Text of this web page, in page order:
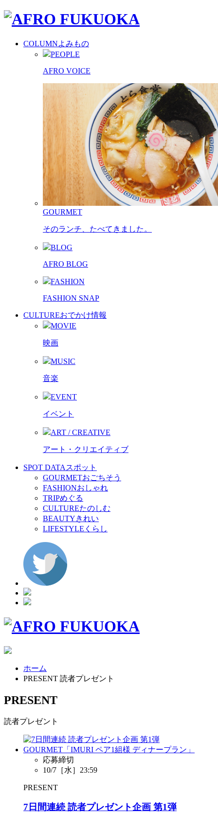
COLUMNよみもの
PEOPLE
AFRO VOICE
GOURMET
そのランチ、たべてきました。
BLOG
AFRO BLOG
FASHION
FASHION SNAP
CULTUREおでかけ情報
MOVIE
映画
MUSIC
音楽
EVENT
イベント
ART / CREATIVE
アート・クリエイティブ
SPOT DATA スポット
GOURMETおごちそう
FASHIONおしゃれ
TRIPめぐる
CULTUREたのしむ
BEAUTYきれい
LIFESTYLE くらし
ホーム
PRESENT 読者プレゼント
PRESENT
読者プレゼント
応募締切
10/7［水］23:59
PRESENT
7日間連続 読者プレゼント企画 第1弾